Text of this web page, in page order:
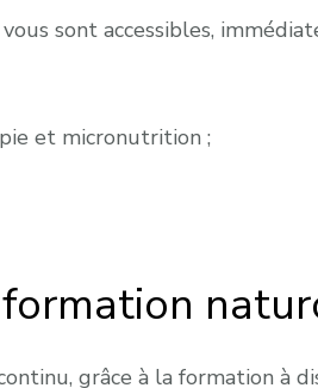
sont accessibles,
et micronutrition ;
grâce à la formation à